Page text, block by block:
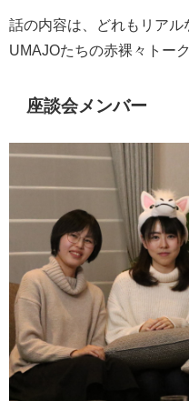
話の内容は、どれもリアル
UMAJOたちの赤裸々トー
座談会メンバー